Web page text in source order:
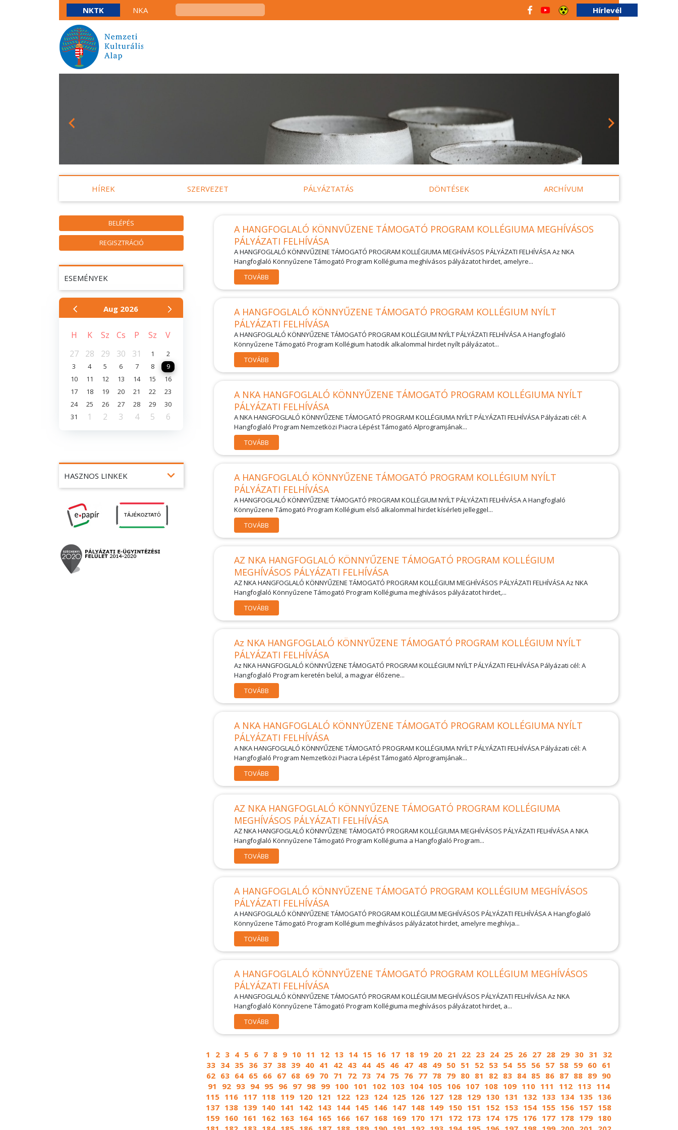
NKTK NKA Hírlevél
HÍREK SZERVEZET PÁLYÁZTATÁS DÖNTÉSEK ARCHÍVUM
BELÉPÉS
REGISZTRÁCIÓ
HASZNOS LINKEK expand_more
ESEMÉNYEK
Aug 2026
H K Sz Cs P Sz
V
27
28 29 30 31 1
2
3
4 5 6 7 8
9
10
11 12 13 14 15
16
17
18 19 20 21 22
23
24
25 26 27 28 29
30
31
1 2 3 4 5 6
A HANGFOGLALÓ KÖNNVŰZENE TÁMOGATÓ PROGRAM KOLLÉGIUMA MEGHÍVÁSOS
PÁLYÁZATI FELHÍVÁSA
A HANGFOGLALÓ KÖNNVŰZENE TÁMOGATÓ PROGRAM KOLLÉGIUMA MEGHÍVÁSOS PÁLYÁZATI FELHÍVÁSA Az NKA
Hangfoglaló Könnyűzene Támogató Program Kollégiuma meghívásos pályázatot hirdet, amelyre...
TOVÁBB
A HANGFOGLALÓ KÖNNYŰZENE TÁMOGATÓ PROGRAM KOLLÉGIUM NYÍLT
PÁLYÁZATI FELHÍVÁSA
A HANGFOGLALÓ KÖNNYŰZENE TÁMOGATÓ PROGRAM KOLLÉGIUM NYÍLT PÁLYÁZATI FELHÍVÁSA A Hangfoglaló
Könnyűzene Támogató Program Kollégium hatodik alkalommal hirdet nyílt pályázatot...
TOVÁBB
A NKA HANGFOGLALÓ KÖNNYŰZENE TÁMOGATÓ PROGRAM KOLLÉGIUMA NYÍLT
PÁLYÁZATI FELHÍVÁSA
A NKA HANGFOGLALÓ KÖNNYŰZENE TÁMOGATÓ PROGRAM KOLLÉGIUMA NYÍLT PÁLYÁZATI FELHÍVÁSA Pályázati cél: A
Hangfoglaló Program Nemzetközi Piacra Lépést Támogató Alprogramjának...
TOVÁBB
A HANGFOGLALÓ KÖNNYŰZENE TÁMOGATÓ PROGRAM KOLLÉGIUM NYÍLT
PÁLYÁZATI FELHÍVÁSA
A HANGFOGLALÓ KÖNNYŰZENE TÁMOGATÓ PROGRAM KOLLÉGIUM NYÍLT PÁLYÁZATI FELHÍVÁSA A Hangfoglaló
Könnyűzene Támogató Program Kollégium első alkalommal hirdet kísérleti jelleggel...
TOVÁBB
AZ NKA HANGFOGLALÓ KÖNNYŰZENE TÁMOGATÓ PROGRAM KOLLÉGIUM
MEGHÍVÁSOS PÁLYÁZATI FELHÍVÁSA
AZ NKA HANGFOGLALÓ KÖNNYŰZENE TÁMOGATÓ PROGRAM KOLLÉGIUM MEGHÍVÁSOS PÁLYÁZATI FELHÍVÁSA Az NKA
Hangfoglaló Könnyűzene Támogató Program Kollégiuma meghívásos pályázatot hirdet,...
TOVÁBB
Az NKA HANGFOGLALÓ KÖNNYŰZENE TÁMOGATÓ PROGRAM KOLLÉGIUM NYÍLT
PÁLYÁZATI FELHÍVÁSA
Az NKA HANGFOGLALÓ KÖNNYŰZENE TÁMOGATÓ PROGRAM KOLLÉGIUM NYÍLT PÁLYÁZATI FELHÍVÁSA Pályázati cél: A
Hangfoglaló Program keretén belül, a magyar élőzene...
TOVÁBB
A NKA HANGFOGLALÓ KÖNNYŰZENE TÁMOGATÓ PROGRAM KOLLÉGIUMA NYÍLT
PÁLYÁZATI FELHÍVÁSA
A NKA HANGFOGLALÓ KÖNNYŰZENE TÁMOGATÓ PROGRAM KOLLÉGIUMA NYÍLT PÁLYÁZATI FELHÍVÁSA Pályázati cél: A
Hangfoglaló Program Nemzetközi Piacra Lépést Támogató Alprogramjának...
TOVÁBB
AZ NKA HANGFOGLALÓ KÖNNYŰZENE TÁMOGATÓ PROGRAM KOLLÉGIUMA
MEGHÍVÁSOS PÁLYÁZATI FELHÍVÁSA
AZ NKA HANGFOGLALÓ KÖNNYŰZENE TÁMOGATÓ PROGRAM KOLLÉGIUMA MEGHÍVÁSOS PÁLYÁZATI FELHÍVÁSA A NKA
Hangfoglaló Könnyűzene Támogató Program Kollégiuma a Hangfoglaló Program...
TOVÁBB
A HANGFOGLALÓ KÖNNYŰZENE TÁMOGATÓ PROGRAM KOLLÉGIUM MEGHÍVÁSOS
PÁLYÁZATI FELHÍVÁSA
A HANGFOGLALÓ KÖNNYŰZENE TÁMOGATÓ PROGRAM KOLLÉGIUM MEGHÍVÁSOS PÁLYÁZATI FELHÍVÁSA A Hangfoglaló
Könnyűzene Támogató Program Kollégium meghívásos pályázatot hirdet, amelyre meghívja...
TOVÁBB
A HANGFOGLALÓ KÖNNYŰZENE TÁMOGATÓ PROGRAM KOLLÉGIUM MEGHÍVÁSOS
PÁLYÁZATI FELHÍVÁSA
A HANGFOGLALÓ KÖNNYŰZENE TÁMOGATÓ PROGRAM KOLLÉGIUM MEGHÍVÁSOS PÁLYÁZATI FELHÍVÁSA Az NKA
Hangfoglaló Könnyűzene Támogató Program Kollégiuma meghívásos pályázatot hirdet, a...
TOVÁBB
1 2 3 4 5 6 7 8 9 10 11 12 13 14 15 16 17 18 19 20 21 22 23 24 25 26 27 28 29 30 31
32
33 34 35 36 37 38 39 40 41 42 43 44 45 46 47 48 49 50 51 52 53 54 55 56 57 58 59 60 61
62 63 64 65 66 67 68 69 70 71 72 73 74 75 76 77 78 79 80 81 82 83 84 85 86 87 88 89 90
91
92 93 94 95 96 97 98 99 100 101 102 103 104 105 106 107 108 109 110 111 112 113 114
115 116 117 118 119 120 121 122 123 124 125 126 127 128 129 130 131 132 133 134 135 136
137 138 139 140 141 142 143 144 145 146 147 148 149 150 151 152 153 154 155 156 157 158
159 160 161 162 163 164 165 166 167 168 169 170 171 172 173 174 175 176 177 178 179 180